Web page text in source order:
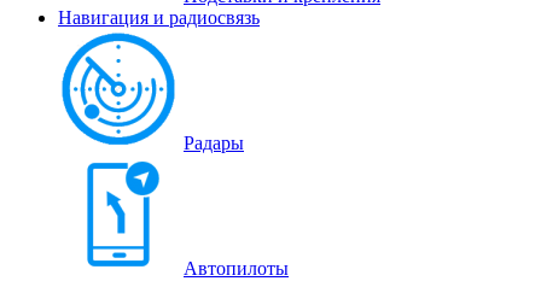
Навигация и радиосвязь
Радары
Автопилоты